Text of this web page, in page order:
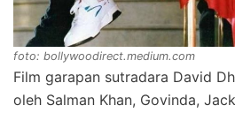
foto: bollywoodirect.medium.com
Film garapan sutradara David
oleh Salman Khan, Govinda,